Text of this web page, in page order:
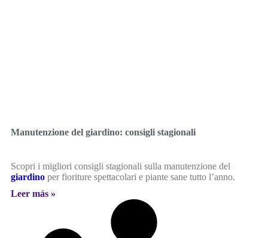
Manutenzione del giardino: consigli stagionali
Scopri i migliori consigli stagionali sulla manutenzione del
giardino per fioriture spettacolari e piante sane tutto l’anno.
Leer más »